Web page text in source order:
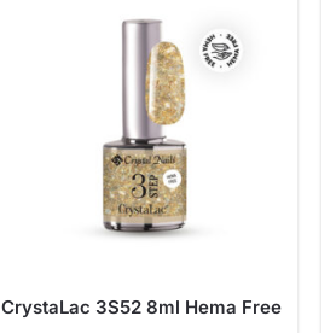
CrystaLac 3S52 8ml Hema Free